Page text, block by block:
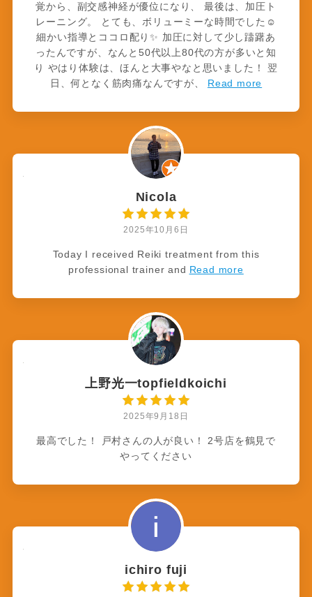
覚から、副交感神経が優位になり、 最後は、加圧ト
レーニング。 とても、ボリューミーな時間でした☺️
細かい指導とココロ配り✨ 加圧に対して少し躊躇あ
ったんですが、なんと50代以上80代の方が多いと知
り やはり体験は、ほんと大事やなと思いました！ 翌
日、何となく筋肉痛なんですが、
Read more
Nicola
2025年10月6日
Today I received Reiki treatment from this
professional trainer and Read more
上野光一topfieldkoichi
2025年9月18日
最高でした！ 戸村さんの人が良い！ 2号店を鶴見で
やってください
ichiro fuji